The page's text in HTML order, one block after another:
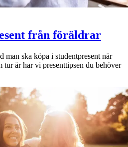
från föräldrar
man ska köpa i studentpresent när
tur är har vi presenttipsen du behöver